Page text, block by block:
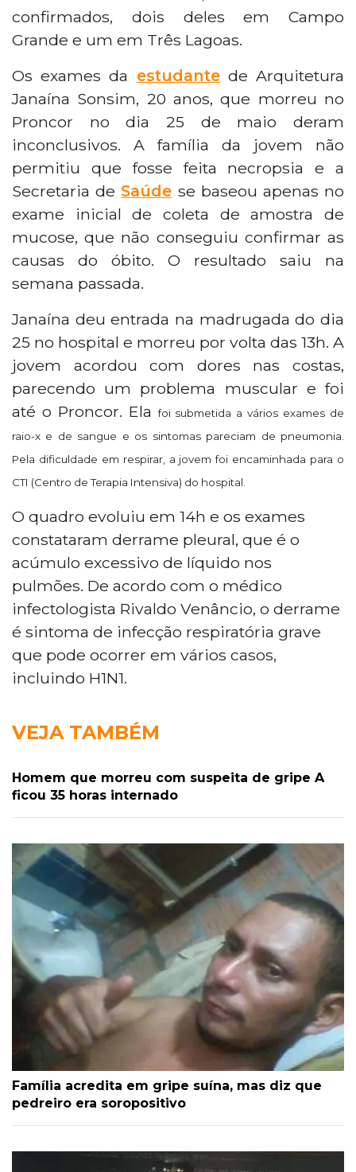
confirmados, dois deles em Campo
Grande e um em Três Lagoas.
Os exames da estudantede Arquitetura
Janaína Sonsim, 20 anos, que morreu no
Proncor no dia 25 de maio deram
inconclusivos. A família da jovem não
permitiu que fosse feita necropsia e a
Secretaria deSaúde se baseou apenas no
exame inicial de coleta de amostra de
mucose, que não conseguiu confirmar as
causas do óbito. O resultado saiu na
semana passada.
Janaína deu entrada na madrugada do dia
25 no hospital e morreu por volta das 13h. A
jovem acordou com dores nas costas,
parecendo um problema muscular e foi
até o Proncor. Elafoi submetida a vários exames de
raio-x e de sangue e os sintomas pareciam de pneumonia.
Pela dificuldade em respirar, a jovem foi encaminhada para o
CTI (Centro de Terapia Intensiva) do hospital.
O quadro evoluiu em 14h e os exames
constataram derrame pleural, que é o
acúmulo excessivo de líquido nos
pulmões. De acordo com o médico
infectologista Rivaldo Venâncio, o derrame
é sintoma de infecção respiratória grave
que pode ocorrer em vários casos,
incluindo H1N1.
VEJA TAMBÉM
Homem que morreu com suspeita de gripe A
ficou 35 horas internado
Família acredita em gripe suína, mas diz que
pedreiro era soropositivo